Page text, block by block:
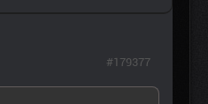
#179377